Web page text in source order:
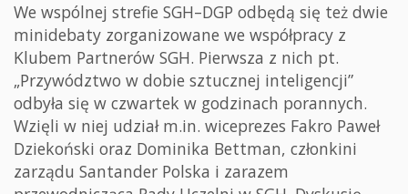
We wspólnej strefie SGH–DGP odbędą się też dwie
minidebaty zorganizowane we współpracy z
Klubem Partnerów SGH. Pierwsza z nich pt.
„Przywództwo w dobie sztucznej inteligencji”
odbyła się w czwartek w godzinach porannych.
Wzięli w niej udział m.in. wiceprezes Fakro Paweł
Dziekoński oraz Dominika Bettman, członkini
zarządu Santander Polska i zarazem